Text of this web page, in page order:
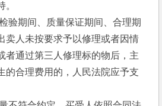
。
验期间、质量保证期间、合理期
卖人未按要求予以修理或者因情
者通过第三人修理标的物后，主
的合理费用的，人民法院应予支